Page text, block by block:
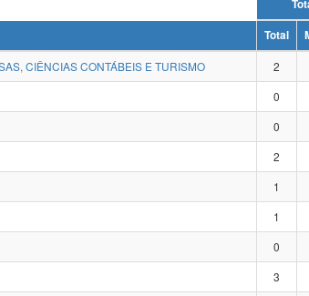
Total
CIÊNCIAS CONTÁBEIS E TURISMO
2
0
0
2
1
1
0
3